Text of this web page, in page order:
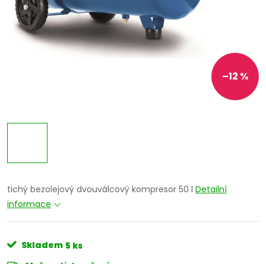
–12 %
tichý bezolejový dvouválcový kompresor 50 l Detailní
informace
Skladem 5 ks